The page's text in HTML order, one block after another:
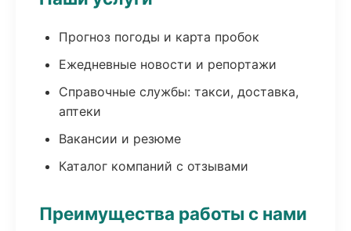
Прогноз погоды и карта пробок
Ежедневные новости и репортажи
Справочные службы: такси, доставка,
аптеки
Вакансии и резюме
Каталог компаний с отзывами
Преимущества работы с нами